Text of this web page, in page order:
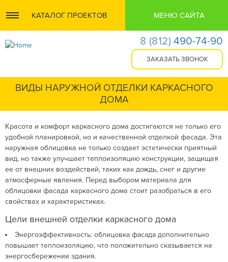
КАТАЛОГ ПРОЕКТОВ МЕНЮ САЙТА
8 (812) 490-74-90
ВИДЫ НАРУЖНОЙ ОТДЕЛКИ КАРКАСНОГО
ДОМА
Красота и комфорт каркасного дома достигаются не только его
удобной планировкой, но и качественной отделкой фасада. Эта
наружная облицовка не только создает эстетически приятный
вид, но также улучшает теплоизоляцию конструкции, защищая
ее от внешних воздействий, таких как дождь, снег и другие
атмосферные явления. Перед выбором материала для
облицовки фасада каркасного дома стоит разобраться в его
свойствах и характеристиках.
Цели внешней отделки каркасного дома
Энергоэффективность: облицовка фасада дополнительно
повышает теплоизоляцию, что положительно сказывается на
энергосбережении здания.